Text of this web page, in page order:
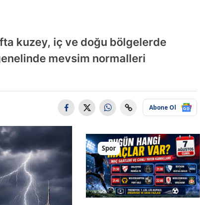
kuzey, iç ve doğu bölgelerde
mevsim normalleri
Abone Ol
Spor